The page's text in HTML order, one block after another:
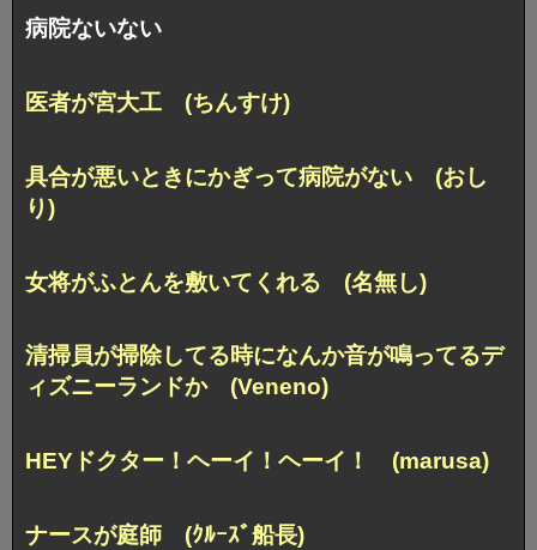
病院ないない
医者が宮大工 (ちんすけ)
具合が悪いときにかぎって病院がない (おし
り)
女将がふとんを敷いてくれる (名無し)
清掃員が掃除してる時になんか音が鳴ってるデ
ィズニーランドか (Veneno)
HEYドクター！ヘーイ！ヘーイ！ (marusa)
ナースが庭師 (ｸﾙｰｽﾞ船長)